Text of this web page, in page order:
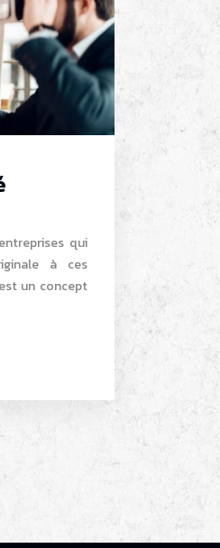
qui
à ces
un concept